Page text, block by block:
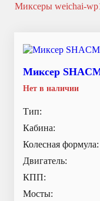
Миксеры weichai-
Миксер
Нет в наличии
Тип:
Кабина:
Колесная формула:
Двигатель:
КПП:
Мосты: